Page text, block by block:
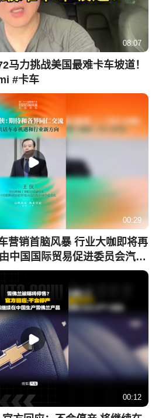
08:07
马力挑战美国最难卡车坡道！
#卡车
00:29
营销首脑风暴 行业大咖即将再
中国国际贸易促进委员会汽车
，由搜狐汽车主办的第二十
风暴将正式启幕。中国机械
国国际贸易促进委员会汽车
上预祝寄语。
00:12